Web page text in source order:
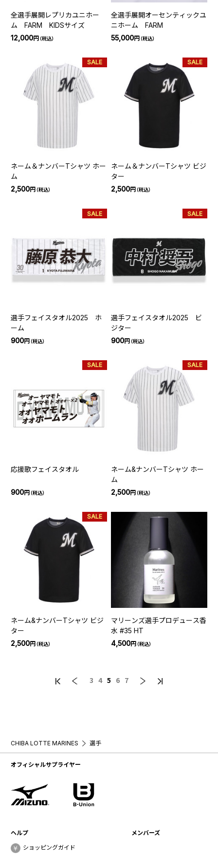
全選手展開レプリカユニホー
ム FARM KIDSサイズ
12,000円（税込）
全選手展開オーセンティックユ
ニホーム FARM
55,000円（税込）
SALE
ネーム＆ナンバーTシャツ ホー
ム
2,500円（税込）
SALE
ネーム＆ナンバーTシャツ ビジ
ター
2,500円（税込）
SALE
選手フェイスタオル2025 ホ
ーム
900円（税込）
SALE
選手フェイスタオル2025 ビ
ジター
900円（税込）
SALE
応援歌フェイスタオル
900円（税込）
SALE
ネーム&ナンバーTシャツ ホー
ム
2,500円（税込）
SALE
ネーム&ナンバーTシャツ ビジ
ター
2,500円（税込）
マリーンズ選手プロデュース香
水 #35 HT
4,500円（税込）
3 4 5 6 7
CHIBA LOTTE MARINES 選手
オフィシャルサプライヤー
ヘルプ
ショッピングガイド
メンバーズ